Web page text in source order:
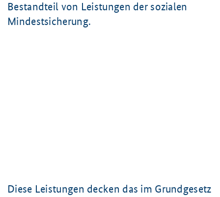
Bestandteil von Leistungen der sozialen
Mindestsicherung.
Diese Leistungen decken das im Grundgesetz